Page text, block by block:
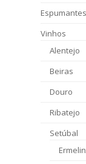
Espumantes
Vinhos
Alentejo
Beiras
Douro
Ribatejo
Setúbal